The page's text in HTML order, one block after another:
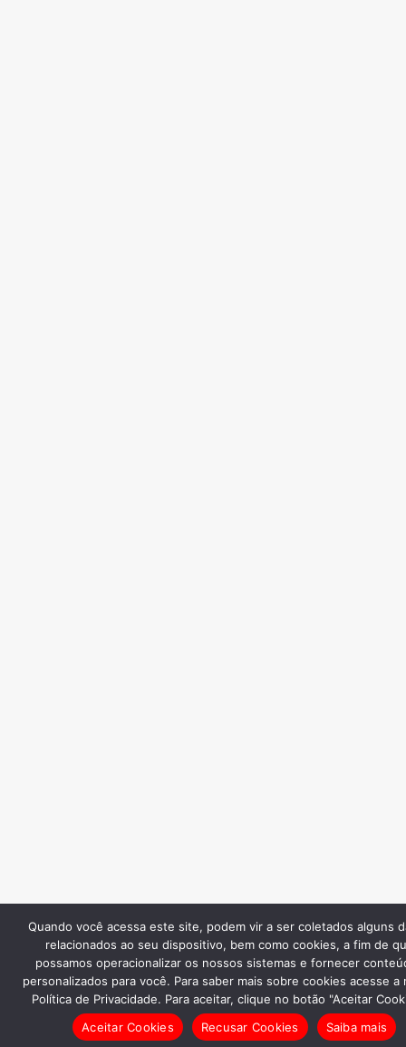
Quando você acessa este site, podem vir a ser coletados alguns
relacionados ao seu dispositivo, bem como cookies, a fim de
possamos operacionalizar os nossos sistemas e fornecer
personalizados para você. Para saber mais sobre cookies acesse a
Política de Privacidade. Para aceitar, clique no botão "Aceitar
Aceitar Cookies
Recusar Cookies Saiba mais